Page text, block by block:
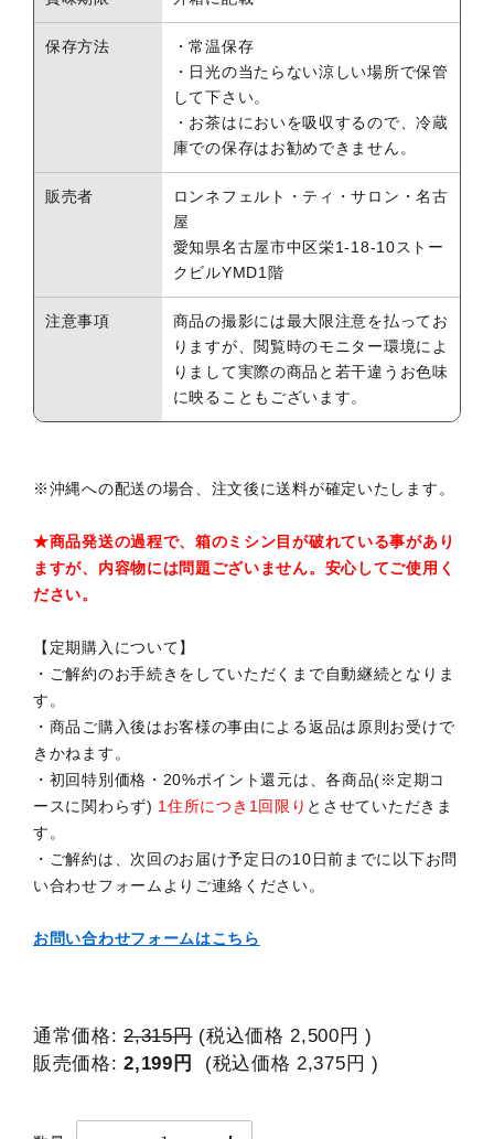
保存方法
・常温保存
・日光の当たらない涼しい場所で保管
して下さい。
・お茶はにおいを吸収するので、冷蔵
庫での保存はお勧めできません。
販売者
ロンネフェルト・ティ・サロン・名古
屋
愛知県名古屋市中区栄1-18-10ストー
クビルYMD1階
注意事項
商品の撮影には最大限注意を払ってお
りますが、閲覧時のモニター環境によ
りまして実際の商品と若干違うお色味
に映ることもございます。
※沖縄への配送の場合、注文後に送料が確定いたします。
★商品発送の過程で、箱のミシン目が破れている事があり
ますが、内容物には問題ございません。安心してご使用く
ださい。
【定期購入について】
・ご解約のお手続きをしていただくまで自動継続となりま
す。
・商品ご購入後はお客様の事由による返品は原則お受けで
きかねます。
・初回特別価格・20%ポイント還元は、各商品(※定期コ
ースに関わらず) 1住所につき1回限り とさせていただきま
す。
・ご解約は、次回のお届け予定日の10日前までに以下お問
い合わせフォームよりご連絡ください。
お問い合わせフォームはこちら
通常価格:2,315円 (税込価格2,500円 )
販売価格:2,199円 (税込価格2,375円 )